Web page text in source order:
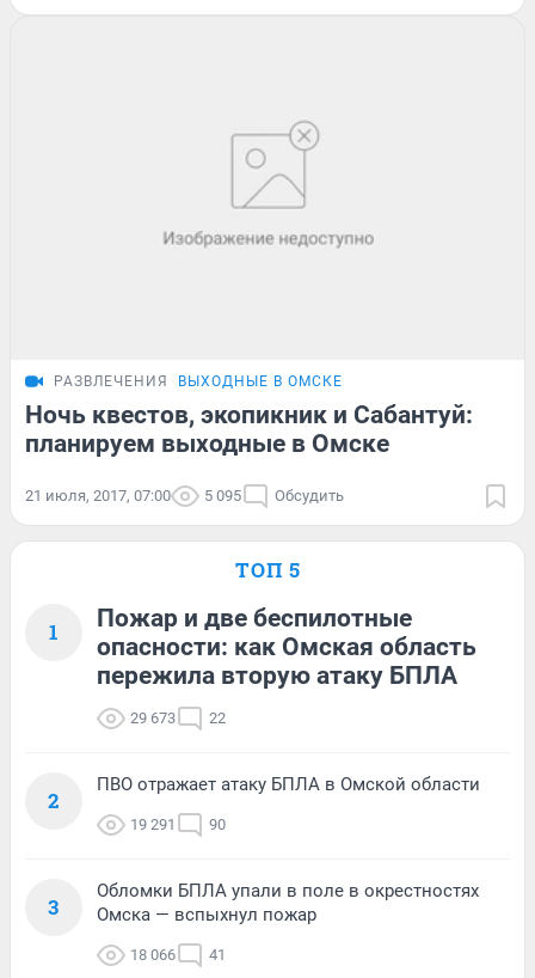
РАЗВЛЕЧЕНИЯ ВЫХОДНЫЕ В ОМСКЕ
Ночь квестов, экопикник и Сабантуй:
планируем выходные в Омске
21 июля, 2017, 07:00 5 095 Обсудить
ТОП 5
1
Пожар и две беспилотные
опасности: как Омская область
пережила вторую атаку БПЛА
29 673 22
2
ПВО отражает атаку БПЛА в Омской области
19 291 90
3
Обломки БПЛА упали в поле в окрестностях
Омска — вспыхнул пожар
18 066 41